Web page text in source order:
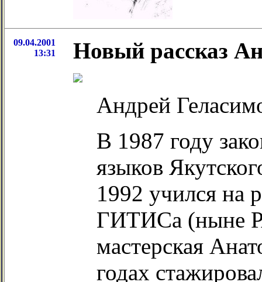
09.04.2001
13:31
Новый рассказ
Андрей
В 1987 году
языков
1992 учился на
ГИТИСа (ныне
мастерская
годах